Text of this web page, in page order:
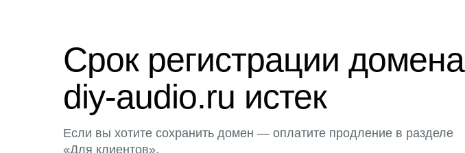
Срок регистрации домена
diy-audio.ru истек
Если вы хотите сохранить домен — оплатите продление в разделе
«Для клиентов».